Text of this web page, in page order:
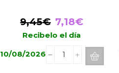
9,45€ El
precio
original
7,18€El
actual
es:
Recibelo el día
10/08/2026
Spray